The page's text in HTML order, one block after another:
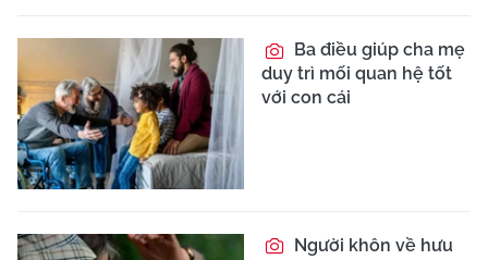
Ba điều giúp cha mẹ
duy trì mối quan hệ tốt
với con cái
Người khôn về hưu